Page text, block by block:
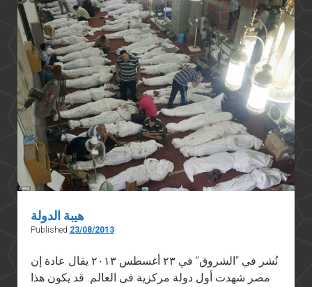
هيبة الدولة
Published 23/08/2013
نُشر في “الشروق” في ٢٣ أغسطس ٢٠١٣ يقال عادة إن
مصر شهدت أول دولة مركزية فى العالم. قد يكون هذا